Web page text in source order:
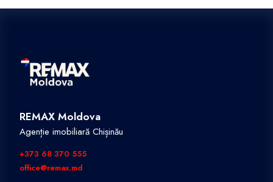
REMAX Moldova
Agenție imobiliară Chișinău
+373 68 370 555
office@remax.md